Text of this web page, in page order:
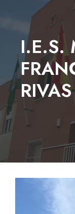
I.E.S.
RIVAS